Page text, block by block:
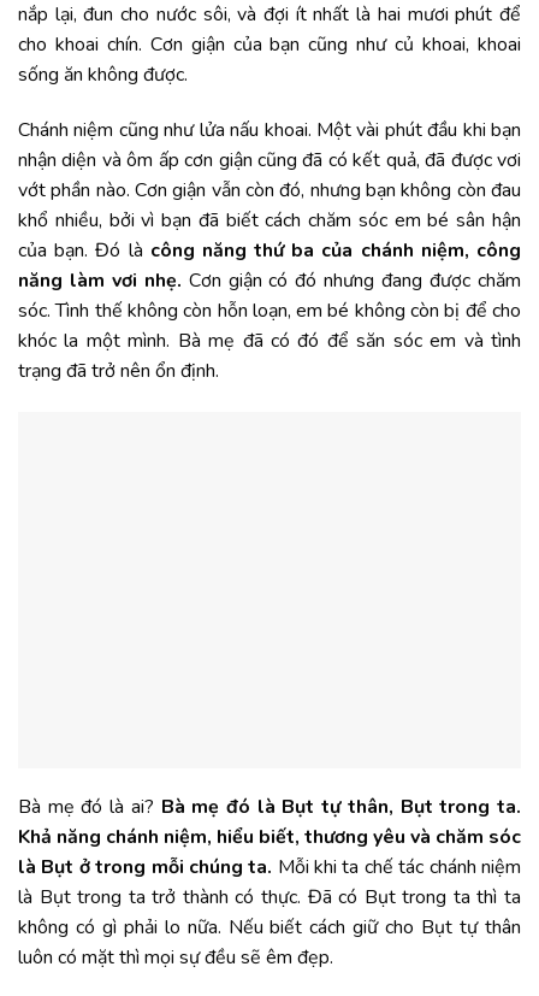
nắp lại, đun cho nước sôi, và đợi ít nhất là hai mươi phút để
cho khoai chín. Cơn giận của bạn cũng như củ khoai, khoai
sống ăn không được.
Chánh niệm cũng như lửa nấu khoai. Một vài phút đầu khi bạn
nhận diện và ôm ấp cơn giận cũng đã có kết quả, đã được vơi
vớt phần nào. Cơn giận vẫn còn đó, nhưng bạn không còn đau
khổ nhiều, bởi vì bạn đã biết cách chăm sóc em bé sân hận
của bạn. Đó là công năng thứ ba của chánh niệm, công
năng làm vơi nhẹ. Cơn giận có đó nhưng đang được chăm
sóc. Tình thế không còn hỗn loạn, em bé không còn bị để cho
khóc la một mình. Bà mẹ đã có đó để săn sóc em và tình
trạng đã trở nên ổn định.
Bà mẹ đó là ai? Bà mẹ đó là Bụt tự thân, Bụt trong ta.
Khả năng chánh niệm, hiểu biết, thương yêu và chăm sóc
là Bụt ở trong mỗi chúng ta. Mỗi khi ta chế tác chánh niệm
là Bụt trong ta trở thành có thực. Đã có Bụt trong ta thì ta
không có gì phải lo nữa. Nếu biết cách giữ cho Bụt tự thân
luôn có mặt thì mọi sự đều sẽ êm đẹp.